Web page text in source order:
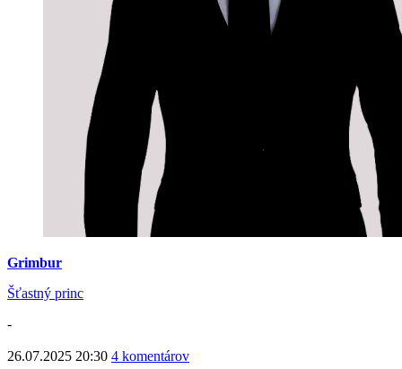
Grimbur
Šťastný princ
-
26.07.2025 20:30 4 komentárov